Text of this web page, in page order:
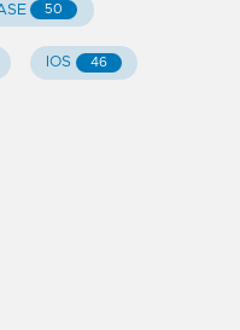
50
IOS 46